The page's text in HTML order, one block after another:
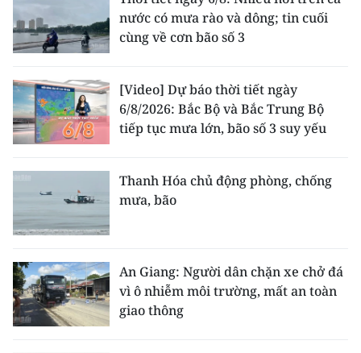
nước có mưa rào và dông; tin cuối
cùng về cơn bão số 3
[Video] Dự báo thời tiết ngày
6/8/2026: Bắc Bộ và Bắc Trung Bộ
tiếp tục mưa lớn, bão số 3 suy yếu
Thanh Hóa chủ động phòng, chống
mưa, bão
An Giang: Người dân chặn xe chở đá
vì ô nhiễm môi trường, mất an toàn
giao thông